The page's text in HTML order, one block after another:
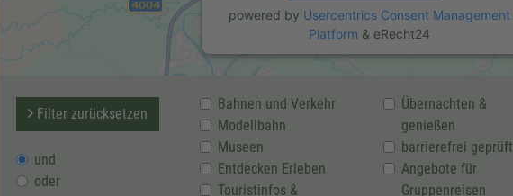
powered by Usercentrics Consent Management
Platform & eRecht24
Filter zurücksetzen
und
oder
Bahnen und Verkehr
Modellbahn
Museen
Entdecken Erleben
Touristinfos &
Übernachten &
genießen
barrierefrei geprüft
Angebote für
Gruppenreisen